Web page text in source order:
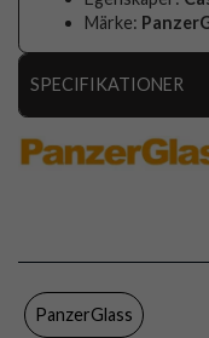
Märke:
SPECIFIKATIONER
Artikelnummer
Egenskaper
Färg
PanzerGlass